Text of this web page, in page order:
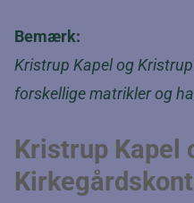
Bemærk:
Kristrup Kapel og
forskellige matrikler og
Kristrup Kapel